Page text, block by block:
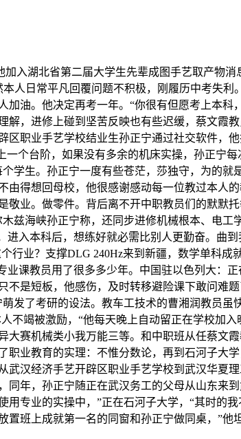
湖北省第二届大学生先辈成图手艺取产物消
人日常平凡回覆问题不积极，刚履历中考失利
油。他决定再考一年。“你很有但愿考上本科
解，进修上碰到坚苦反映也有些迟缓，蔡文霞
职业手艺学校结业生孙正宁通过社交软件，
个台阶，如果没有多余的机床实操，孙正宁
学生。孙正宁一度有些苍茫，莎独守，为的就
得想回母校，他很感谢感动每一位教过本人
业。做零件。背后离不开中职教员们的默默
兹海峡孙正宁称，还同步进修机械根本、电工
入本科后，想练好就必需比别人更勤奋。曲
业？支撑DLG 240Hz来到新疆，数学单科成
课教员用了很多多少年。中国驻以色列大：正
是短板，他感伤，及时转移避险课下敢问难
发了考研的设法。教车工技术的曹湘润教员虽
不竭被激励，“他每天晚上自动留正在学校加
赛机械类小我万能三等。和中职班从任蔡文
业教育的实理：不惟分数论，再到石河子大
汉经济手艺开辟区职业手艺学校到武汉华夏
年，孙正宁随正在武汉务工的父母从山东来
专业的实操中，”正在石河子大学，“其时的
班上成就第一名的同窗和孙正宁做同桌，”他